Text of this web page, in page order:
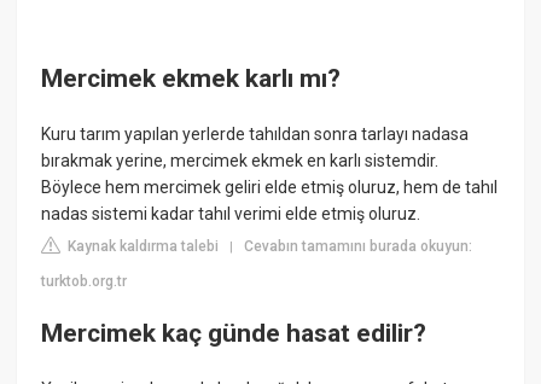
Mercimek ekmek karlı mı?
Kuru tarım yapılan yerlerde tahıldan sonra tarlayı nadasa
bırakmak yerine, mercimek ekmek en karlı sistemdir.
Böylece hem mercimek geliri elde etmiş oluruz, hem de tahıl
nadas sistemi kadar tahıl verimi elde etmiş oluruz.
Kaynak kaldırma talebi |Cevabın tamamını burada okuyun:
turktob.org.tr
Mercimek kaç günde hasat edilir?